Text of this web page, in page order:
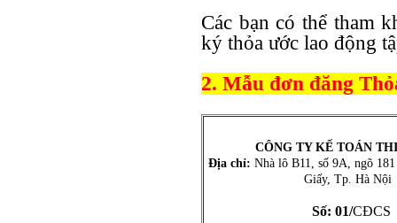
Các bạn có thể tham
ký thỏa ước lao động
2. Mẫu đơn đăng
CÔNG TY KẾ TOÁN
Địa chỉ: Nhà lô B11, số 9A, ngõ
Giấy, Tp. Hà Nội
Số: 01/CĐCS